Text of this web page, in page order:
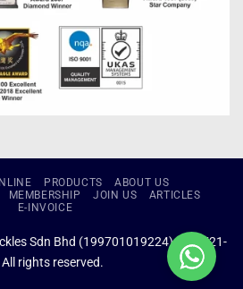
PRODUCTS
ABOUT US
MEMBERSHIP JOIN US
ARTICLES
E-INVOICE
Sdn Bhd (199701019224) (434721-
All rights reserved.